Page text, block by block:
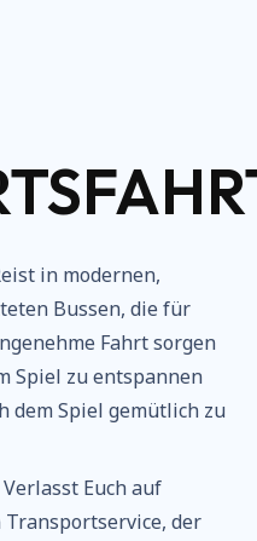
in modernen,
Bussen, die für
Fahrt sorgen
Spiel zu entspannen
dem Spiel gemütlich zu
Verlasst Euch auf
der